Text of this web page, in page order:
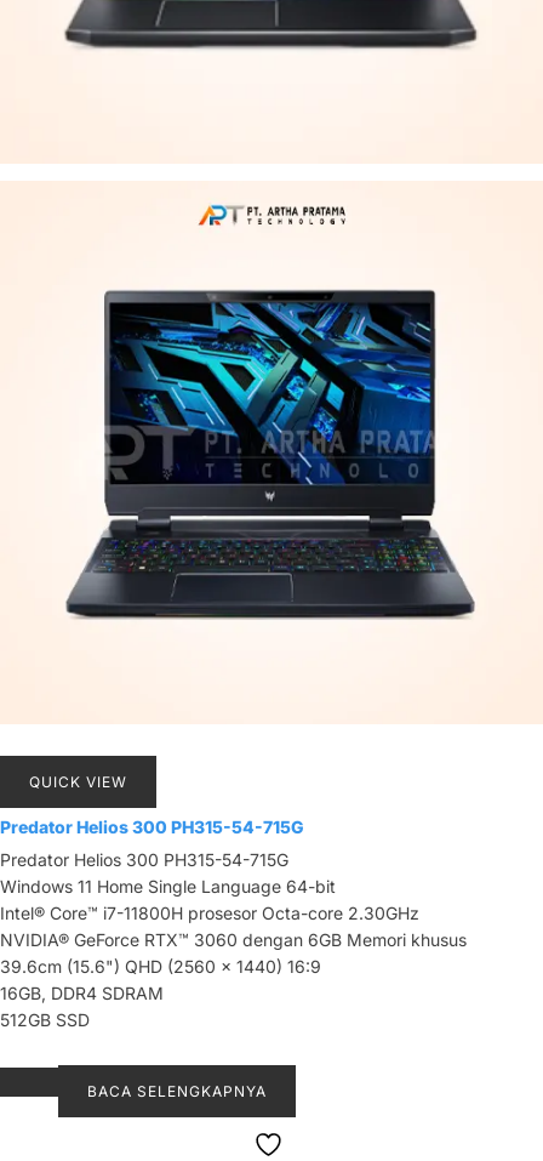
QUICK VIEW
Predator Helios 300 PH315-54-715G
Predator Helios 300 PH315-54-715G
Windows 11 Home Single Language 64-bit
Intel® Core™ i7-11800H prosesor Octa-core 2.30GHz
NVIDIA® GeForce RTX™ 3060 dengan 6GB Memori khusus
39.6cm (15.6") QHD (2560 x 1440) 16:9
16GB, DDR4 SDRAM
512GB SSD
BACA SELENGKAPNYA